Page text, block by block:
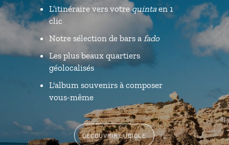
L’itinéraire vers votrequintaen 1
clic
Notre sélection de bars a fado
Les plus beaux quartiers
géolocalisés
L'album souvenirs à composer
vous-même
DÉCOUVRIR LUCIOLE